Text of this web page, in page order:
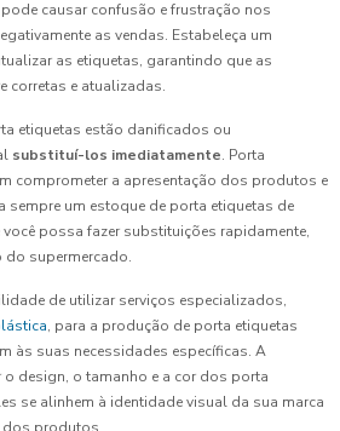
causar confusão e frustração nos
as vendas. Estabeleça um
as etiquetas, garantindo que as
corretas e atualizadas.
etiquetas estão danificados ou
substituí-los imediatamente. Porta
comprometer a apresentação dos produtos e
sempre um estoque de porta etiquetas de
possa fazer substituições rapidamente,
do supermercado.
de utilizar serviços especializados,
, para a produção de porta etiquetas
às suas necessidades específicas. A
design, o tamanho e a cor dos porta
se alinhem à identidade visual da sua marca